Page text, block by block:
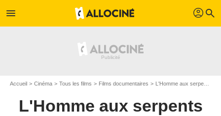
menu profil search
Accueil Cinéma Tous les films Films documentaires L'Homme aux serpents
L'Homme aux serpents